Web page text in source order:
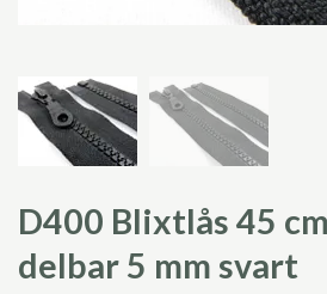
D400 Blixtlås 45
delbar 5 mm svart